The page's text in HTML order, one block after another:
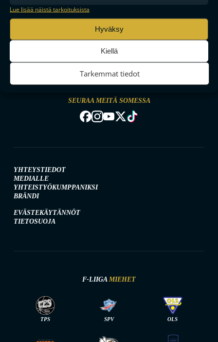
Lue lisää näistä tarkoituksista
Hyväksy
Kiellä
Tarkemmat tiedot
MAAILMAN VIIHDYTTÄVINTÄ SALIBANDYA
SEURAA MEITÄ SOMESSA
YHTEYSTIEDOT
MEDIALLE
YHTEISTYÖKUMPPANIKSI
BRÄNDI
EVÄSTEKÄYTÄNNÖT
TIETOSUOJA
F-LIIGA MIEHET
TPS SPV OLS